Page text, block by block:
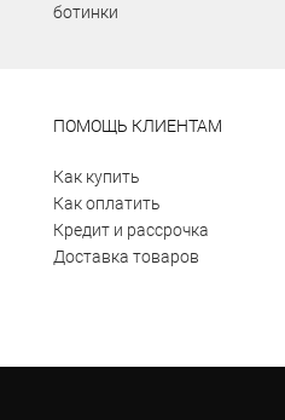
ботинки
ПОМОЩЬ КЛИЕНТАМ
Как купить
Как оплатить
Кредит и рассрочка
Доставка товаров